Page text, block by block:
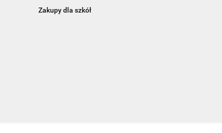
Zakupy dla szkół